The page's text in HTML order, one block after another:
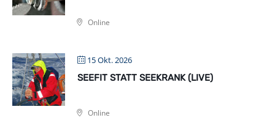
Online
15 Okt. 2026
SEEFIT STATT SEEKRANK (LIVE)
Online